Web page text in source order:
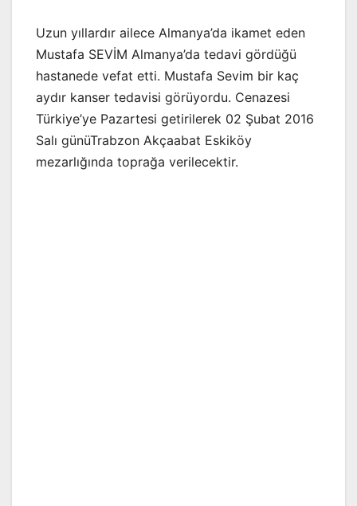
Uzun yıllardır ailece Almanya’da ikamet eden
Mustafa SEVİM Almanya’da tedavi gördüğü
hastanede vefat etti. Mustafa Sevim bir kaç
aydır kanser tedavisi görüyordu. Cenazesi
Türkiye’ye Pazartesi getirilerek 02 Şubat 2016
Salı günüTrabzon Akçaabat Eskiköy
mezarlığında toprağa verilecektir.